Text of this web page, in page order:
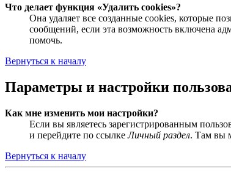
Что делает функция «Удалить cookies»?
Она удаляет все созданные cookies, которые
сообщений, если эта возможность включена
помочь.
Вернуться к началу
Параметры и настройки
Как мне изменить мои настройки?
Если вы являетесь зарегистрированным
и перейдите по ссылкеЛичный раздел. Там вы
Вернуться к началу